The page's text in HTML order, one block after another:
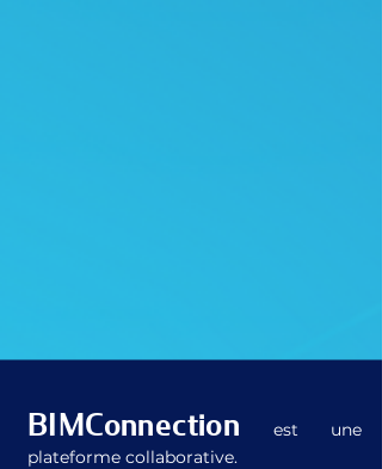
BIMConnection
est une
plateforme collaborative.